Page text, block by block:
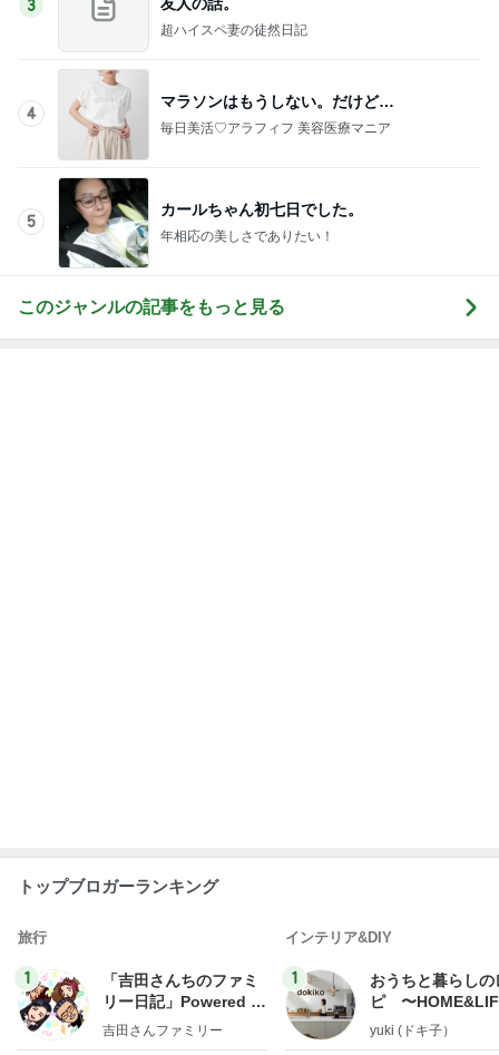
3
超ハイスペ妻の徒然日記
4
マラソンはもうしない。だけど…
毎日美活♡アラフィフ 美容医療マニア
5
カールちゃん初七日でした。
年相応の美しさでありたい！
このジャンルの記事をもっと見る
トップブロガーランキング
旅行
1
「吉田さんちのファミ
リー日記」Powered b
y Ameba 吉田さんファ
吉田さんファミリー
インテリア&DIY
1
おうちと暮らしの
ピ 〜
yuki (ドキ子）